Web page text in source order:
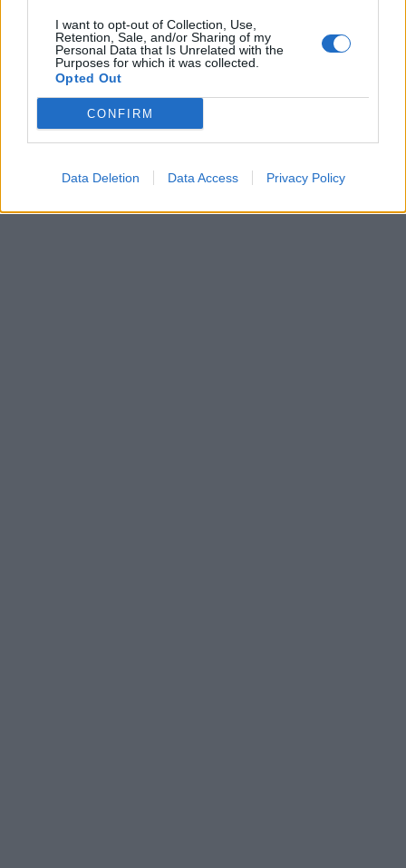
I want to opt-out of Collection, Use,
Retention, Sale, and/or Sharing of my
Personal Data that Is Unrelated with the
Purposes for which it was collected.
Opted Out
CONFIRM
Data Deletion Data Access Privacy Policy